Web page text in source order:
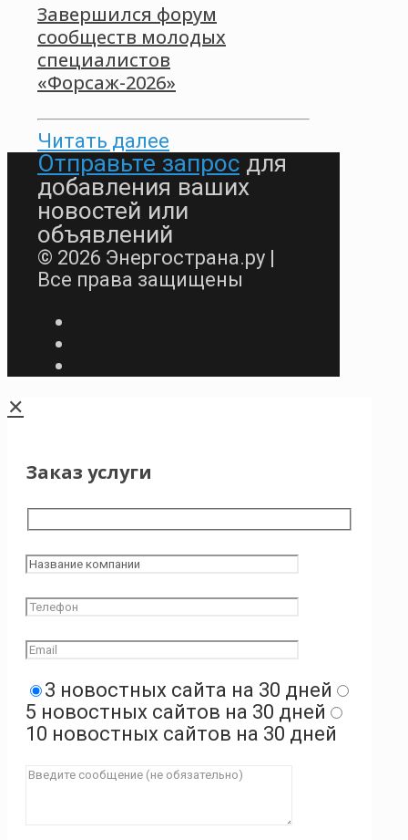
Завершился форум
сообществ молодых
специалистов
«Форсаж-2026»
Читать далее
Отправьте запрос для
добавления ваших
новостей или
объявлений
© 2026 Энергострана.ру |
Все права защищены
✕
Заказ услуги
3 новостных сайта на 30 дней
5 новостных сайтов на 30 дней
10 новостных сайтов на 30 дней